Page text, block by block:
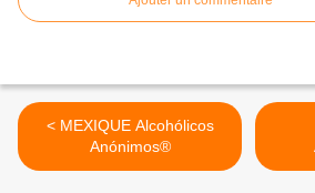
< MEXIQUE Alcohólicos
Anónimos®